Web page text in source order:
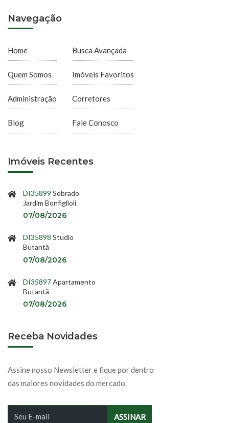
Navegação
Home
Quem Somos
Administração
Blog
Busca Avançada
Imóveis Favoritos
Corretores
Fale Conosco
Imóveis Recentes
DI35899 Sobrado
Jardim Bonfiglioli
07/08/2026
DI35898 Studio
Butantã
07/08/2026
DI35897Apartamento
Butantã
07/08/2026
Receba Novidades
Assine nosso Newsletter e fique por dentro
das maiores novidades do mercado.